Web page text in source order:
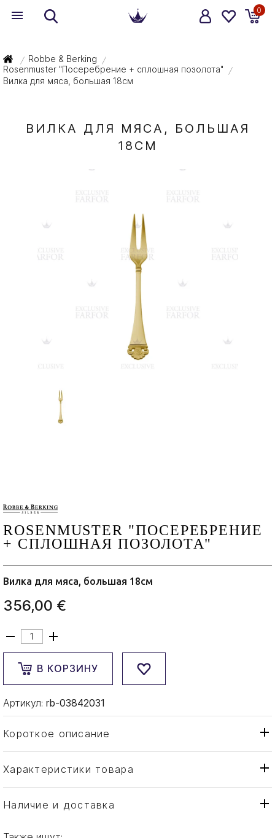
0
/ Robbe & Berking /
Rosenmuster "Посеребрение + сплошная позолота" /
Вилка для мяса, большая 18см
ВИЛКА ДЛЯ МЯСА, БОЛЬШАЯ
18СМ
ROSENMUSTER "ПОСЕРЕБРЕНИЕ
+ СПЛОШНАЯ ПОЗОЛОТА"
Вилка для мяса, большая 18см
356,00 €
В КОРЗИНУ
Артикул: rb-03842031
Короткое описание
Характеристики товара
Тип товара
Вилка
Бренд
Наличие и доставка